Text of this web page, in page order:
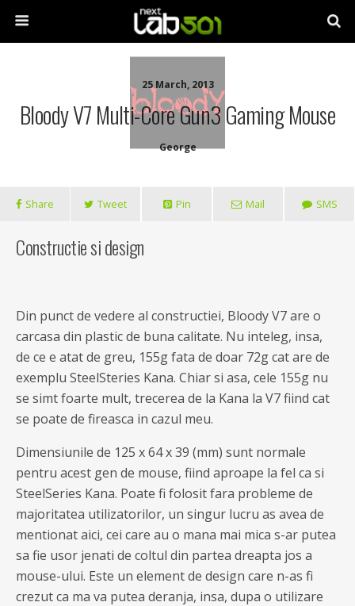
25 March, 2013
Bloody V7 Multi-Core Gun3 Gaming Mouse
George
Share Tweet Pin Mail SMS
Constructie si design
Din punct de vedere al constructiei, Bloody V7 are o
carcasa din plastic de buna calitate. Nu inteleg, insa,
de ce e atat de greu, 155g fata de doar 72g cat are de
exemplu SteelSteries Kana. Chiar si asa, cele 155g nu
se simt foarte mult, trecerea de la Kana la V7 fiind cat
se poate de fireasca in cazul meu.
Dimensiunile de 125 x 64 x 39 (mm) sunt normale
pentru acest gen de mouse, fiind aproape la fel ca si
SteelSeries Kana. Poate fi folosit fara probleme de
majoritatea utilizatorilor, un singur lucru as avea de
mentionat aici, cei care au o mana mai mica s-ar putea
sa fie usor jenati de coltul din partea dreapta jos a
mouse-ului. Este un element de design care n-as fi
crezut ca ma va putea deranja, insa, dupa o utilizare